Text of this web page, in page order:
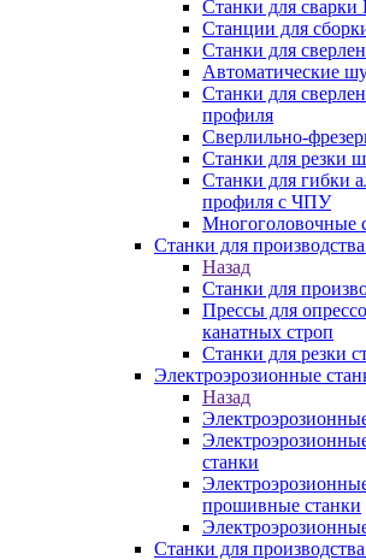
Станки для
Станции для
Станки для
Автоматические
Станки для
профиля
Сверлильно-
Станки для резки
Станки для гибки
профиля с ЧПУ
Многоголовочные
Станки для
Назад
Станки для
Прессы для
канатных строп
Станки для резки
Электроэрозионные
Назад
станки
прошивные станки
Станки для